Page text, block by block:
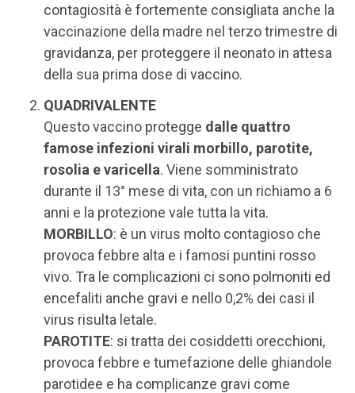
contagiosità è fortemente consigliata anche la
vaccinazione della madre nel terzo trimestre di
gravidanza, per proteggere il neonato in attesa
della sua prima dose di vaccino.
QUADRIVALENTE
Questo vaccino protegge dalle quattro
famose infezioni virali morbillo, parotite,
rosolia e varicella. Viene somministrato
durante il 13° mese di vita, con un richiamo a 6
anni e la protezione vale tutta la vita.
MORBILLO: è un virus molto contagioso che
provoca febbre alta e i famosi puntini rosso
vivo. Tra le complicazioni ci sono polmoniti ed
encefaliti anche gravi e nello 0,2% dei casi il
virus risulta letale.
PAROTITE: si tratta dei cosiddetti orecchioni,
provoca febbre e tumefazione delle ghiandole
parotidee e ha complicanze gravi come